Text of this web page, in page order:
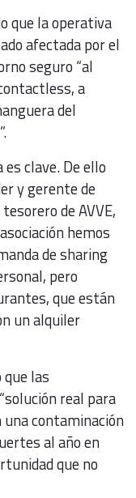
que la operativa
afectada por el
seguro “al
a
del
clave. De ello
y gerente de
de AVVE,
hemos
de sharing
pero
que están
un alquiler
que las
real para
una contaminación
al año en
que no